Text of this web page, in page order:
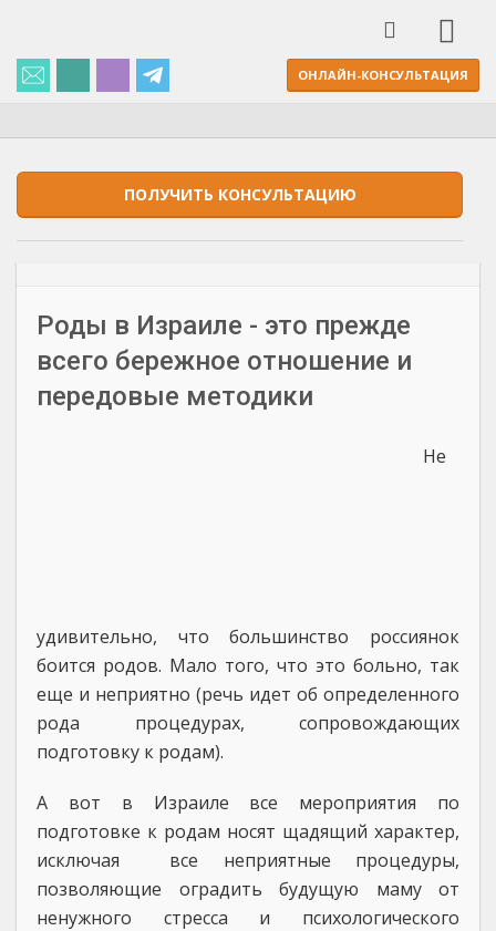
ОНЛАЙН-КОНСУЛЬТАЦИЯ
ПОЛУЧИТЬ КОНСУЛЬТАЦИЮ
Роды в Израиле - это прежде
всего бережное отношение и
передовые методики
Не
удивительно, что большинство россиянок
боится родов. Мало того, что это больно, так
еще и неприятно (речь идет об определенного
рода процедурах, сопровождающих
подготовку к родам).
А вот в Израиле все мероприятия по
подготовке к родам носят щадящий характер,
исключая все неприятные процедуры,
позволяющие оградить будущую маму от
ненужного стресса и психологического